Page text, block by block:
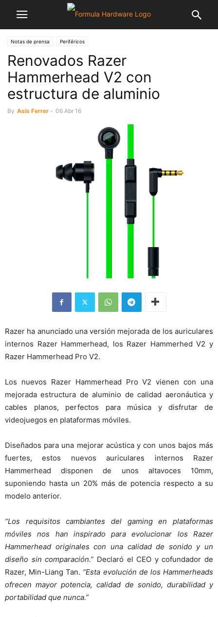
Notas de prensa Periféricos
Renovados Razer
Hammerhead V2 con
estructura de aluminio
By Asis Ferrer - 06 Abr 16
Razer ha anunciado una versión mejorada de los auriculares
internos Razer Hammerhead, los Razer Hammerhed V2 y
Razer Hammerhead Pro V2.
Los nuevos Razer Hammerhead Pro V2 vienen con una
mejorada estructura de aluminio de calidad aeronáutica y
cables planos, perfectos para música y disfrutar de
videojuegos en plataformas móviles.
Diseñados para una mejorar acústica y con unos bajos más
fuertes, estos nuevos auriculares internos Razer
Hammerhead disponen de unos altavoces 10mm,
suponiendo hasta un 20% más de potencia respecto a su
modelo anterior.
“Los requisitos cambiantes del gaming en plataformas
móviles nos han inspirado para evolucionar los Razer
Hammerhead originales con una calidad de sonido y un
diseño sin comparación.” Declaró el CEO y cofundador de
Razer, Min-Liang Tan. “Esta evolución de los Hammerheads
ofrecen mayor potencia, calidad de sonido, durabilidad y
portabilidad que nunca.”